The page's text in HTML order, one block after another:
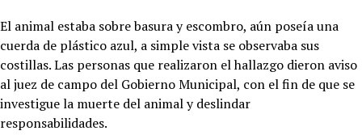
El animal estaba sobre basura y escombro, aún poseía una
cuerda de plástico azul, a simple vista se observaba sus
costillas. Las personas que realizaron el hallazgo dieron aviso
al juez de campo del Gobierno Municipal, con el fin de que se
investigue la muerte del animal y deslindar
responsabilidades.